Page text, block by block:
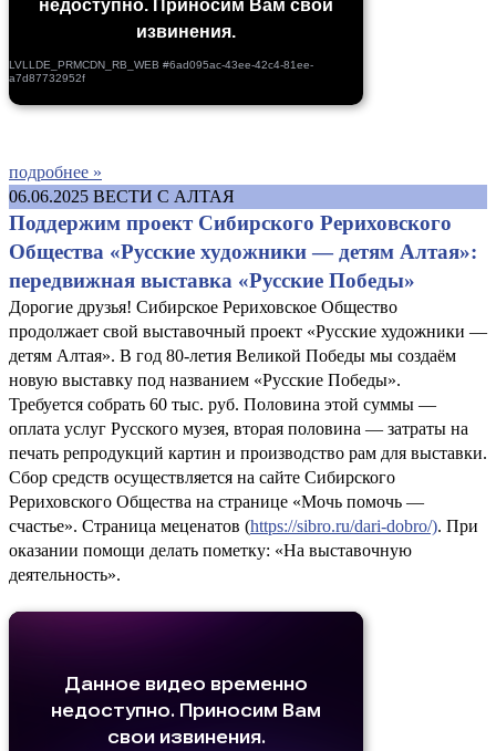
подробнее »
06.06.2025 ВЕСТИ С АЛТАЯ
Поддержим проект Сибирского Рериховского
Общества «Русские художники — детям Алтая»:
передвижная выставка «Русские Победы»
Дорогие друзья! Сибирское Рериховское Общество
продолжает свой выставочный проект «Русские художники —
детям Алтая». В год 80-летия Великой Победы мы создаём
новую выставку под названием «Русские Победы».
Требуется собрать 60 тыс. руб. Половина этой суммы —
оплата услуг Русского музея, вторая половина — затраты на
печать репродукций картин и производство рам для выставки.
Сбор средств осуществляется на сайте Сибирского
Рериховского Общества на странице «Мочь помочь —
счастье». Страница меценатов (https://sibro.ru/dari-dobro/). При
оказании помощи делать пометку: «На выставочную
деятельность».